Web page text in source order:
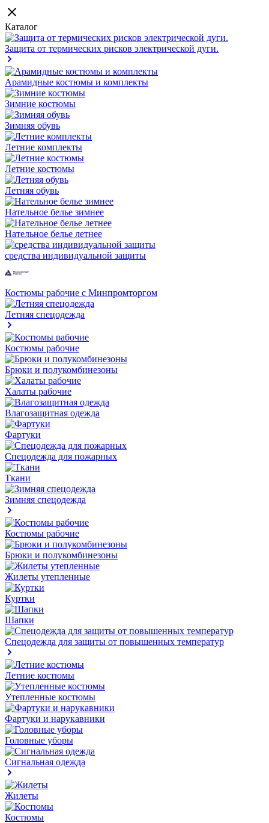
Каталог
Защита от термических рисков электрической дуги.
Арамидные костюмы и комплекты
Зимние костюмы
Зимняя обувь
Летние комплекты
Летние костюмы
Летняя обувь
Нательное белье зимнее
Нательное белье летнее
средства индивидуальной защиты
Костюмы рабочие с Минпромторгом
Летняя спецодежда
Костюмы рабочие
Брюки и полукомбинезоны
Халаты рабочие
Влагозащитная одежда
Фартуки
Спецодежда для пожарных
Ткани
Зимняя спецодежда
Костюмы рабочие
Брюки и полукомбинезоны
Жилеты утепленные
Куртки
Шапки
Спецодежда для защиты от повышенных температур
Летние костюмы
Утепленные костюмы
Фартуки и нарукавники
Головные уборы
Сигнальная одежда
Жилеты
Костюмы